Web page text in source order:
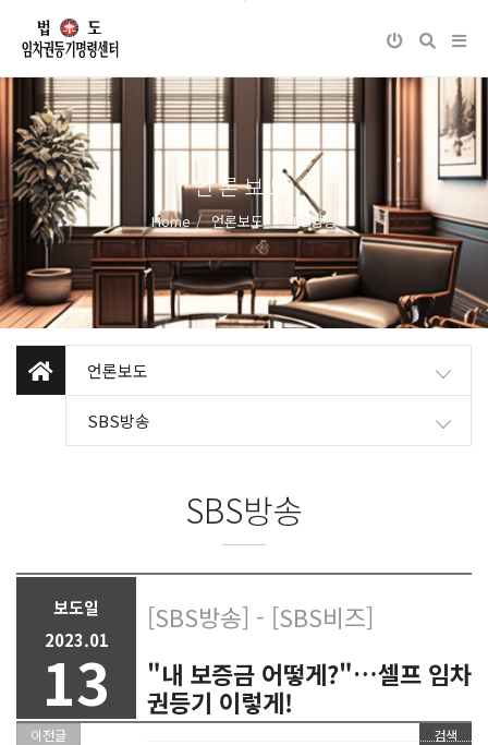
언론보도
Home 언론보도 SBS방송
언론보도
SBS방송
SBS방송
보도일
2023.01
13
[SBS방송] - [SBS비즈]
"내 보증금 어떻게?"…셀프 임차
권등기 이렇게!
이전글
검색